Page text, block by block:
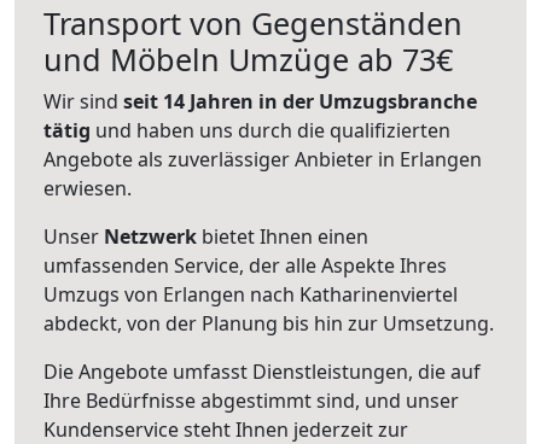
Transport von Gegenständen
und Möbeln Umzüge ab 73€
Wir sind seit 14 Jahren in der Umzugsbranche
tätig und haben uns durch die qualifizierten
Angebote als zuverlässiger Anbieter in Erlangen
erwiesen.
Unser Netzwerk bietet Ihnen einen
umfassenden Service, der alle Aspekte Ihres
Umzugs von Erlangen nach Katharinenviertel
abdeckt, von der Planung bis hin zur Umsetzung.
Die Angebote umfasst Dienstleistungen, die auf
Ihre Bedürfnisse abgestimmt sind, und unser
Kundenservice steht Ihnen jederzeit zur